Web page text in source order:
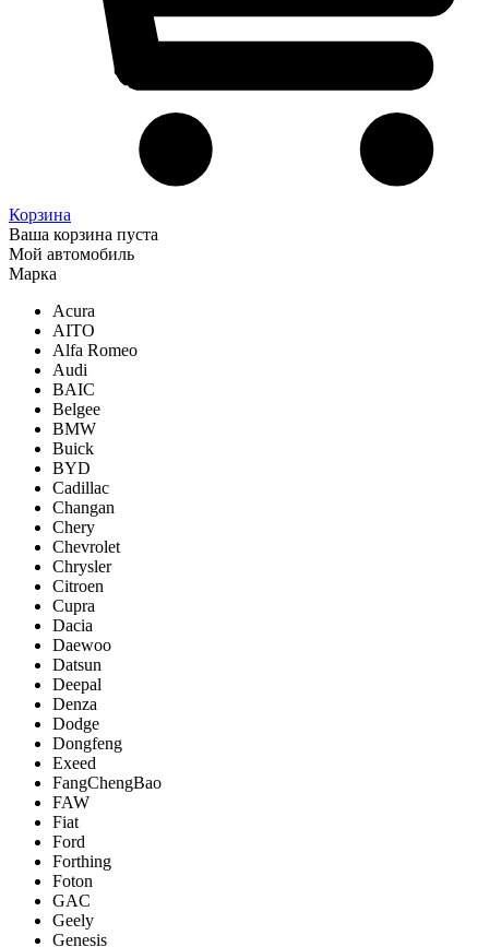
Корзина
Ваша корзина пуста
Мой автомобиль
Марка
Acura
AITO
Alfa Romeo
Audi
BAIC
Belgee
BMW
Buick
BYD
Cadillac
Changan
Chery
Chevrolet
Chrysler
Citroen
Cupra
Dacia
Daewoo
Datsun
Deepal
Denza
Dodge
Dongfeng
Exeed
FangChengBao
FAW
Fiat
Ford
Forthing
Foton
GAC
Geely
Genesis